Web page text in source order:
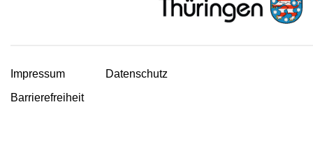
Impressum
Datenschutz
Barrierefreiheit